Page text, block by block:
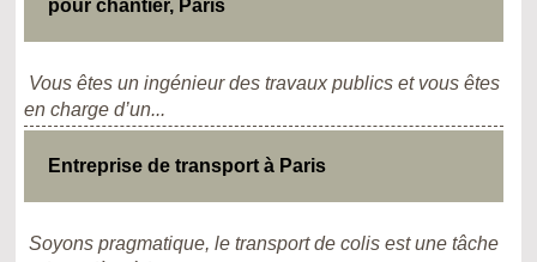
pour chantier, Paris
Vous êtes un ingénieur des travaux publics et vous êtes
en charge d’un...
Entreprise de transport à Paris
Soyons pragmatique, le transport de colis est une tâche